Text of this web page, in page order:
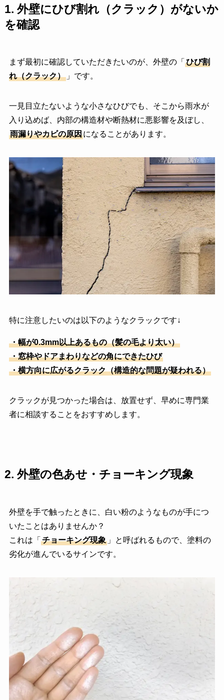
1. 外壁にひび割れ（クラック）がないか
を確認
まず最初に確認していただきたいのが、外壁の「 ひび割
れ（クラック）」です。
一見目立たないような小さなひびでも、そこから雨水が
入り込めば、内部の構造材や断熱材に悪影響を及ぼし、
雨漏りやカビの原因になることがあります。
特に注意したいのは以下のようなクラックです↓
・幅が0.3mm以上あるもの（髪の毛より太い）
・窓枠やドアまわりなどの角にできたひび
・横方向に広がるクラック（構造的な問題が疑われる）
クラックが見つかった場合は、放置せず、早めに専門業
者に相談することをおすすめします。
2. 外壁の色あせ・チョーキング現象
外壁を手で触ったときに、白い粉のようなものが手につ
いたことはありませんか？
これは「 チョーキング現象」と呼ばれるもので、塗料の
劣化が進んでいるサインです。